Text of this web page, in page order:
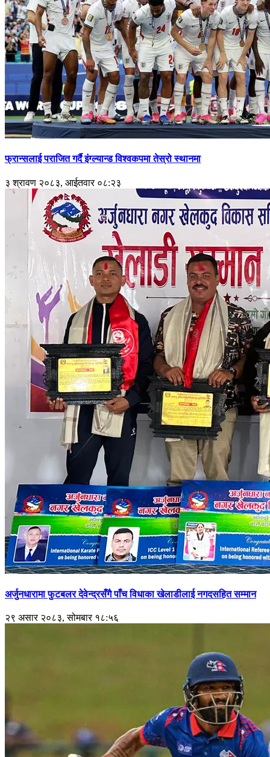
फ्रान्सलाई पराजित गर्दै इंग्ल्यान्ड विश्वकपमा तेस्रो स्थानमा
३ श्रावण २०८३, आईतवार ०८:२३
अर्जुनधारामा फुटबलर देवेन्द्रसँगै पाँच विधाका खेलाडीलाई नगदसहित सम्मान
२९ असार २०८३, सोमबार १८:५६